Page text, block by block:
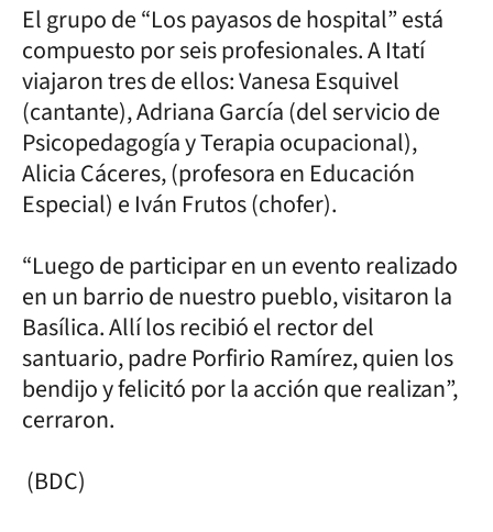
El grupo de “Los payasos de hospital” está
compuesto por seis profesionales. A Itatí
viajaron tres de ellos: Vanesa Esquivel
(cantante), Adriana García (del servicio de
Psicopedagogía y Terapia ocupacional),
Alicia Cáceres, (profesora en Educación
Especial) e Iván Frutos (chofer).
“Luego de participar en un evento realizado
en un barrio de nuestro pueblo, visitaron la
Basílica. Allí los recibió el rector del
santuario, padre Porfirio Ramírez, quien los
bendijo y felicitó por la acción que realizan”,
cerraron.
(BDC)